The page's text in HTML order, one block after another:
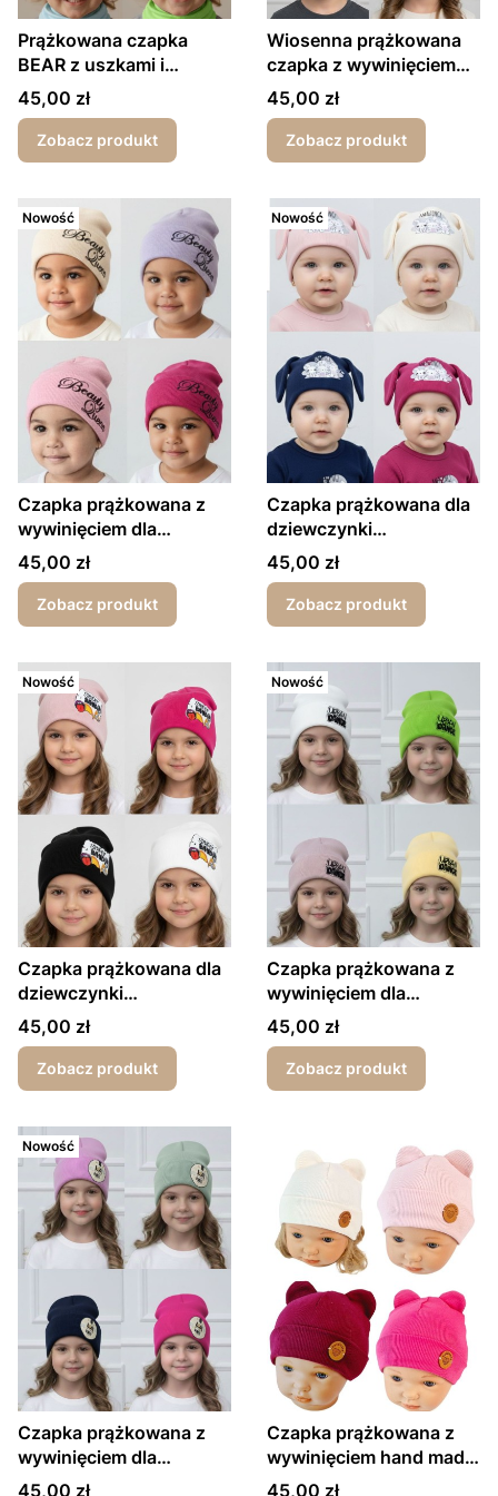
Prążkowana czapka
BEAR z uszkami i
wywinięciem
wiosna/jesień
Cena
45,00 zł
Zobacz produkt
Wiosenna prążkowana
czapka z wywinięciem
Urban Style
Cena
45,00 zł
Zobacz produkt
Nowość
Czapka prążkowana z
wywinięciem dla
dziewczynki Beauty
Queen wiosna/jesień
Cena
45,00 zł
Zobacz produkt
Nowość
Czapka prążkowana dla
dziewczynki
wiosna/jesień Amazing
Cena
45,00 zł
Zobacz produkt
Nowość
Czapka prążkowana dla
dziewczynki
wiosna/jesień Urban
Band
Cena
45,00 zł
Zobacz produkt
Nowość
Czapka prążkowana z
wywinięciem dla
dziewczynki Urban
Dance wiosna/jesień
Cena
45,00 zł
Zobacz produkt
Nowość
Czapka prążkowana z
wywinięciem dla
dziewczynki LA
Cena
45,00 zł
Czapka prążkowana z
wywinięciem hand made
uszka
Cena
45,00 zł